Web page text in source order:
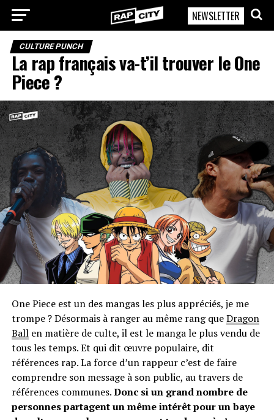
RapCity
NEWSLETTER
CULTURE PUNCH
La rap français va-t’il trouver le One
Piece ?
One Piece est un des mangas les plus appréciés, je me
trompe ? Désormais à ranger au même rang queDragon
Ballen matière de culte, il est le manga le plus vendu de
tous les temps. Et qui dit œuvre populaire, dit
références rap. La force d’un rappeur c’est de faire
comprendre son message à son public, au travers de
références communes.Donc si un grand nombre de
personnes partagent un même intérêt pour un baye